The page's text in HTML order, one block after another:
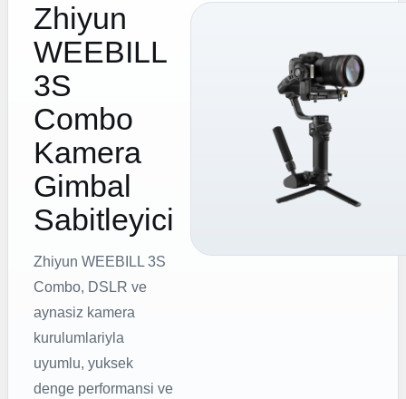
Zhiyun
WEEBILL
3S
Combo
Kamera
Gimbal
Sabitleyici
Zhiyun WEEBILL 3S
Combo, DSLR ve
aynasiz kamera
kurulumlariyla
uyumlu, yuksek
denge performansi ve